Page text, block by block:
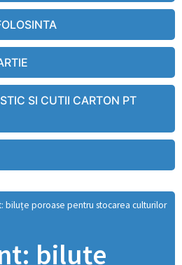
SI CUTII CARTON PT
biluțe poroase pentru stocarea culturilor
biluțe